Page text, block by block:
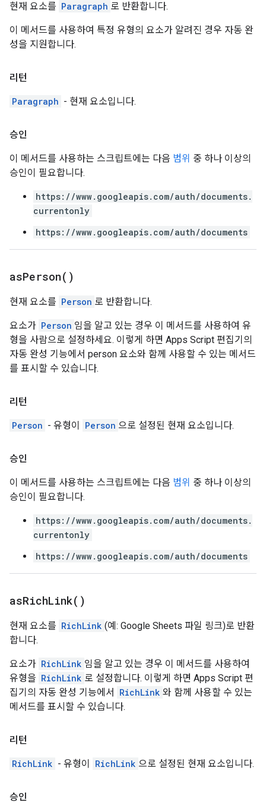
현재 요소를 Paragraph 로 반환합니다.
이 메서드를 사용하여 특정 유형의 요소가 알려진 경우 자동 완
성을 지원합니다.
리턴
Paragraph - 현재 요소입니다.
승인
이 메서드를 사용하는 스크립트에는 다음 범위 중 하나 이상의
승인이 필요합니다.
https://www.googleapis.com/auth/documents.
currentonly
https://www.googleapis.com/auth/documents
asPerson( )
현재 요소를 Person 로 반환합니다.
요소가 Person 임을 알고 있는 경우 이 메서드를 사용하여 유
형을 사람으로 설정하세요. 이렇게 하면 Apps Script 편집기의
자동 완성 기능에서 person 요소와 함께 사용할 수 있는 메서드
를 표시할 수 있습니다.
리턴
Person - 유형이 Person 으로 설정된 현재 요소입니다.
승인
이 메서드를 사용하는 스크립트에는 다음 범위 중 하나 이상의
승인이 필요합니다.
https://www.googleapis.com/auth/documents.
currentonly
https://www.googleapis.com/auth/documents
asRichLink( )
현재 요소를 RichLink (예: Google Sheets 파일 링크)로 반환
합니다.
요소가 RichLink 임을 알고 있는 경우 이 메서드를 사용하여
유형을 RichLink 로 설정합니다. 이렇게 하면 Apps Script 편
집기의 자동 완성 기능에서
RichLink 와 함께 사용할 수 있는
메서드를 표시할 수 있습니다.
리턴
RichLink - 유형이 RichLink 으로 설정된 현재 요소입니다.
승인